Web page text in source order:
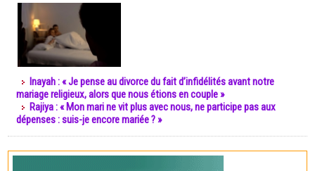
Inayah : « Je pense au divorce du fait d’infidélités avant notre
mariage religieux, alors que nous étions en couple »
Rajiya : « Mon mari ne vit plus avec nous, ne participe pas aux
dépenses : suis-je encore mariée ? »